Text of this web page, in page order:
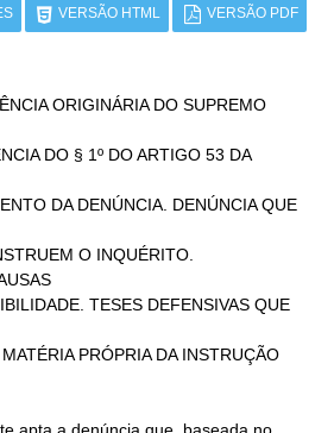
VERSÃO HTML VERSÃO PDF
ORIGINÁRIA DO SUPREMO